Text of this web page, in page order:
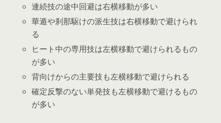
連続技の途中回避は右横移動が多い
華遁や刹那駆けの派生技は右横移動で避けられ
る
ヒート中の専用技は左横移動で避けられるもの
が多い
背向けからの主要技も左横移動で避けられる
確定反撃のない単発技も左横移動で避けるもの
が多い